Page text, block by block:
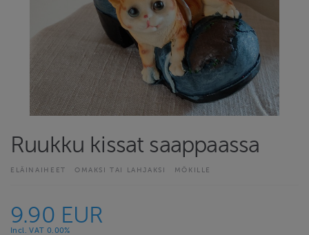
Ruukku kissat saappaassa
ELÄINAIHEET OMAKSI TAI LAHJAKSI MÖKILLE
9.90 EUR
Incl. VAT 0.00%